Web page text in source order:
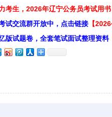
考生，2026年辽宁公务员考试用书
试交流群开放中，点击链接 【
版试题卷，全套笔试面试整理资料